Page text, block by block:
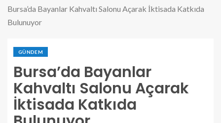
Bursa’da Bayanlar Kahvaltı Salonu Açarak İktisada Katkıda
Bulunuyor
GÜNDEM
Bursa’da Bayanlar
Kahvaltı Salonu Açarak
İktisada Katkıda